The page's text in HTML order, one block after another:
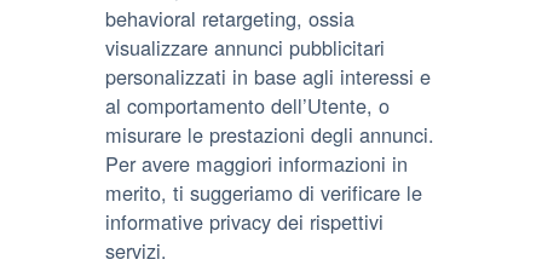
behavioral retargeting, ossia
visualizzare annunci pubblicitari
personalizzati in base agli interessi e
al comportamento dell’Utente, o
misurare le prestazioni degli annunci.
Per avere maggiori informazioni in
merito, ti suggeriamo di verificare le
informative privacy dei rispettivi
servizi.